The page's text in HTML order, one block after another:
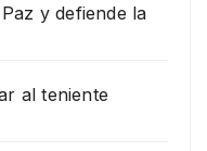
y defiende la
al teniente